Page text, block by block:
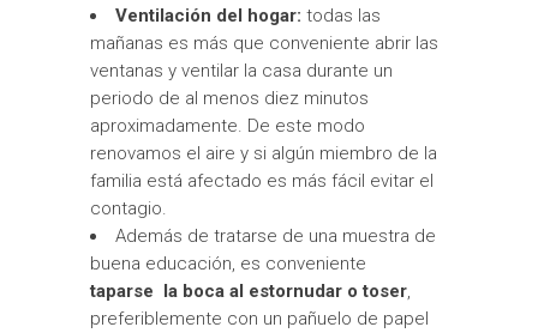
Ventilación del hogar: todas las
mañanas es más que conveniente abrir las
ventanas y ventilar la casa durante un
periodo de al menos diez minutos
aproximadamente. De este modo
renovamos el aire y si algún miembro de la
familia está afectado es más fácil evitar el
contagio.
Además de tratarse de una muestra de
buena educación, es conveniente
taparse la boca al estornudar o toser,
preferiblemente con un pañuelo de papel